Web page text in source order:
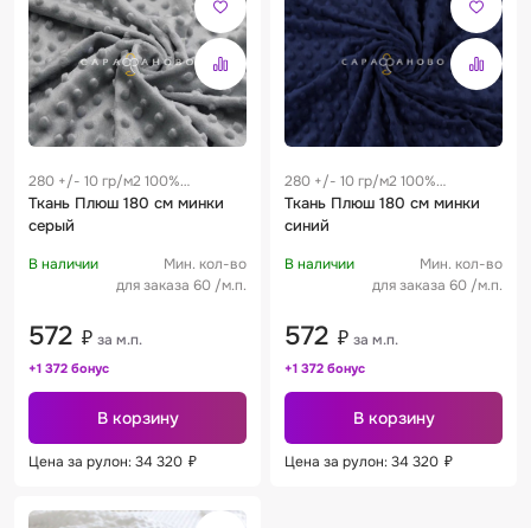
280 +/- 10 гр/м2 100%
полиэстер 0.45 м
Ткань Плюш 180 см минки
серый
В наличии
Мин. кол-во
для заказа 60 /м.п.
572 ₽ за м.п.
+1 372 бонус
В корзину
Цена за рулон: 34 320 ₽
280 +/- 10 гр/м2 100%
полиэстер 0.45 м
Ткань Плюш 180 см минки
синий
В наличии
Мин. кол-во
для заказа 60 /м.п.
572 ₽ за м.п.
+1 372 бонус
В корзину
Цена за рулон: 34 320 ₽